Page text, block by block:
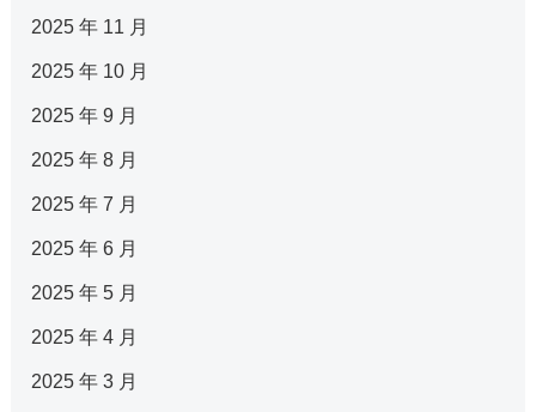
2025 年 11 月
2025 年 10 月
2025 年 9 月
2025 年 8 月
2025 年 7 月
2025 年 6 月
2025 年 5 月
2025 年 4 月
2025 年 3 月